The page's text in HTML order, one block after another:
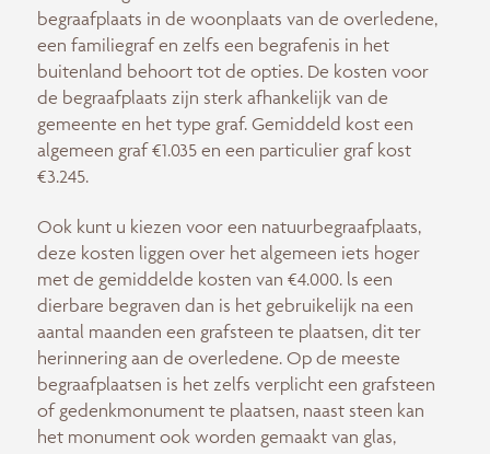
begraafplaats in de woonplaats van de overledene,
een familiegraf en zelfs een begrafenis in het
buitenland behoort tot de opties. De kosten voor
de begraafplaats zijn sterk afhankelijk van de
gemeente en het type graf. Gemiddeld kost een
algemeen graf €1.035 en een particulier graf kost
€3.245.
Ook kunt u kiezen voor een natuurbegraafplaats,
deze kosten liggen over het algemeen iets hoger
met de gemiddelde kosten van €4.000. ls een
dierbare begraven dan is het gebruikelijk na een
aantal maanden een grafsteen te plaatsen, dit ter
herinnering aan de overledene. Op de meeste
begraafplaatsen is het zelfs verplicht een grafsteen
of gedenkmonument te plaatsen, naast steen kan
het monument ook worden gemaakt van glas,